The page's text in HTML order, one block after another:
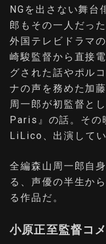
NGを出さない舞台
郎もその一人だっ
外国テレビドラマ
崎駿監督から直接
グされた話やポル
ナの声を務めた加
周一郎が初監督と
Paris』の話。その
LiLico、出演して
全編森山周一郎自
る、声優の半生か
る作品だ。
小原正至監督コ